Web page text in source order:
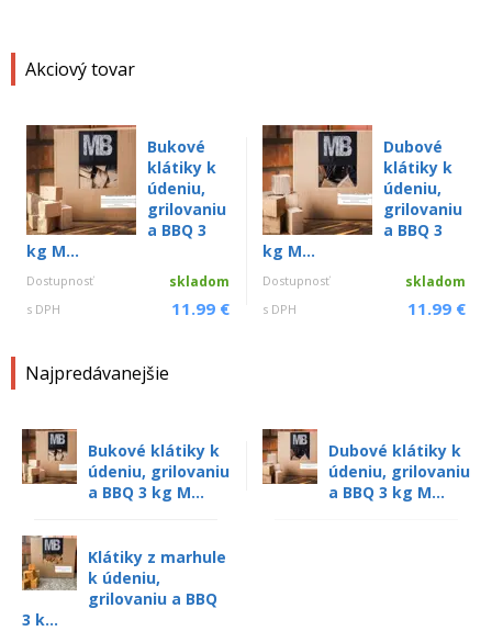
Akciový tovar
Bukové
klátiky k
údeniu,
grilovaniu
a BBQ 3
kg M...
Dostupnosť skladom
s DPH 11.99 €
Dubové
klátiky k
údeniu,
grilovaniu
a BBQ 3
kg M...
Dostupnosť skladom
s DPH 11.99 €
Najpredávanejšie
Bukové klátiky k
údeniu, grilovaniu
a BBQ 3 kg M...
Dubové klátiky k
údeniu, grilovaniu
a BBQ 3 kg M...
Klátiky z marhule
k údeniu,
grilovaniu a BBQ
3 k...